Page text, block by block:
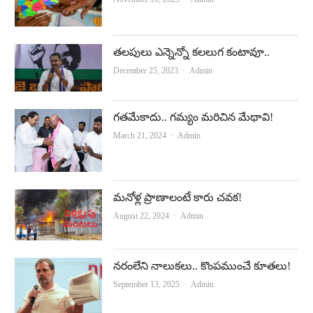
త‌ల‌పులు ఎన్నెన్నో క‌ల‌లుగ కంటావూ..
December 25, 2023 Author
Admin
గతమేకాదు.. గమ్యం మరిచిన మేథావి!
March 21, 2024 Author
Admin
మనోళ్ల ప్రాణాలంటే కారు చవక!
August 22, 2024 Author
Admin
నరంలేని నాలుకలు.. కొంపముంచే కూతలు!
September 13, 2025 Author
Admin